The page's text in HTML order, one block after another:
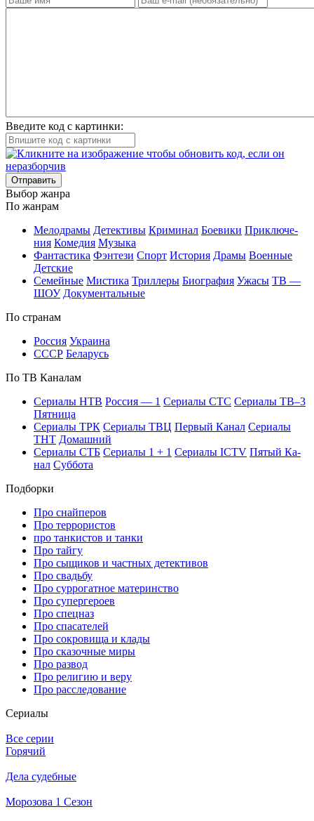
Введите код с картинки:
Отправить
Вы­бор жан­ра
По жан­рам
Ме­ло­дра­мы Де­тек­ти­вы Кри­ми­нал Бое­ви­ки При­клю­че­
ния Ко­ме­дия Му­зы­ка
Фан­та­сти­ка Фэн­те­зи Спорт Ис­то­рия Дра­мы Во­ен­ные
Дет­ские
Се­мей­ные Мис­ти­ка Трил­ле­ры Био­гра­фия Ужа­сы ТВ —
ШОУ До­ку­мен­таль­ные
По стра­нам
Рос­сия Ук­раи­на
СССР Бе­ла­русь
По ТВ Ка­на­лам
Се­риа­лы НТВ Рос­сия — 1 Се­риа­лы СТС Се­риа­лы ТВ–3
Пят­ни­ца
Се­риа­лы ТРК Се­риа­лы ТВЦ Пер­вый Ка­нал Се­риа­лы
ТНТ До­маш­ний
Се­риа­лы СТБ Се­риа­лы 1 + 1 Се­риа­лы ICTV Пя­тый Ка­
нал Суб­бо­та
Подборки
Про снайперов
Про террористов
про танкистов и танки
Про тайгу
Про сыщиков и частных детективов
Про свадьбу
Про суррогатное материнство
Про супергероев
Про спецназ
Про спасателей
Про сокровища и клады
Про сказочные миры
Про развод
Про религию и веру
Про расследование
Се­риа­лы
Все серии
Горячий
Дела судебные
Морозова 1 Сезон